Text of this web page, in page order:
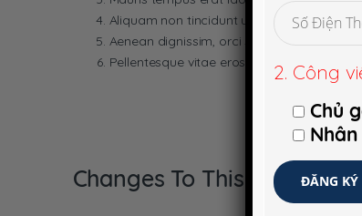
Aliquam non tincidunt urna. Integer
Aenean dignissim, orci sed faucibus
Pellentesque vitae eros eget enim mollis
Changes To This
2. Công
Chủ